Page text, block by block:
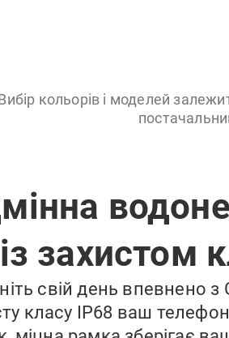
кольорів і моделей
із захистом
свій день впевнено з
класу IP68 ваш